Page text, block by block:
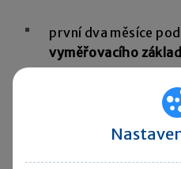
první dva měsíce
vyměřovacího
vyměřovacího
po zbytek podpůrčí